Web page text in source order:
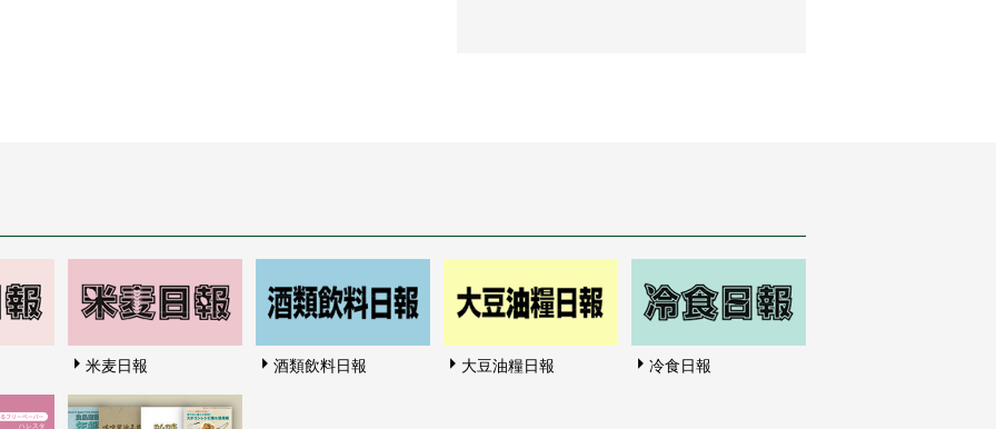
米麦日報 酒類飲料日報 大豆油糧日報 冷食日報